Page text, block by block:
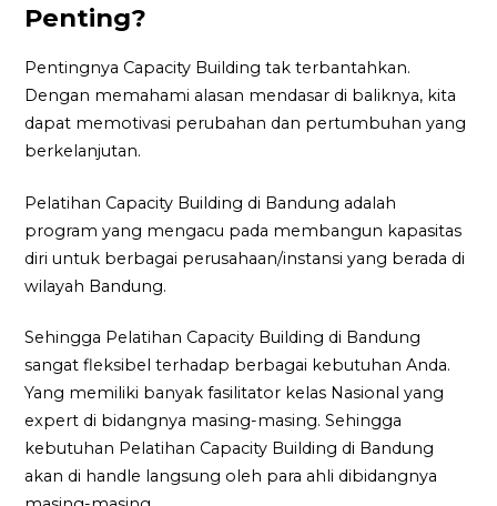
Penting?
Pentingnya Capacity Building tak terbantahkan.
Dengan memahami alasan mendasar di baliknya, kita
dapat memotivasi perubahan dan pertumbuhan yang
berkelanjutan.
Pelatihan Capacity Building di Bandung adalah
program yang mengacu pada membangun kapasitas
diri untuk berbagai perusahaan/instansi yang berada di
wilayah Bandung.
Sehingga Pelatihan Capacity Building di Bandung
sangat fleksibel terhadap berbagai kebutuhan Anda.
Yang memiliki banyak fasilitator kelas Nasional yang
expert di bidangnya masing-masing. Sehingga
kebutuhan Pelatihan Capacity Building di Bandung
akan di handle langsung oleh para ahli dibidangnya